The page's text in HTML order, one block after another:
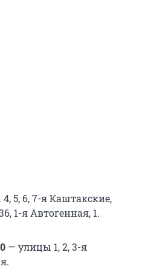
5, 6, 7-я Каштакские,
1-я Автогенная, 1.
— улицы 1, 2, 3-я